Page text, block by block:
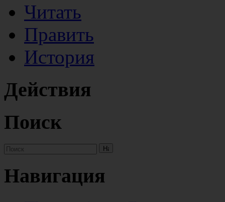
Читать
Править
История
Действия
Поиск
Навигация